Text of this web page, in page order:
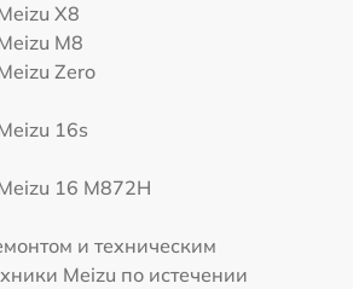
X8
M8
Zero
16s
16 M872H
и техническим
Meizu по истечении